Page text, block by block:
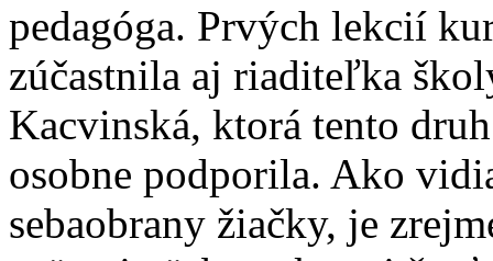
pedagóga. Prvých lekcií
zúčastnila aj riaditeľka
Kacvinská, ktorá tento
osobne podporila. Ako
sebaobrany žiačky, je